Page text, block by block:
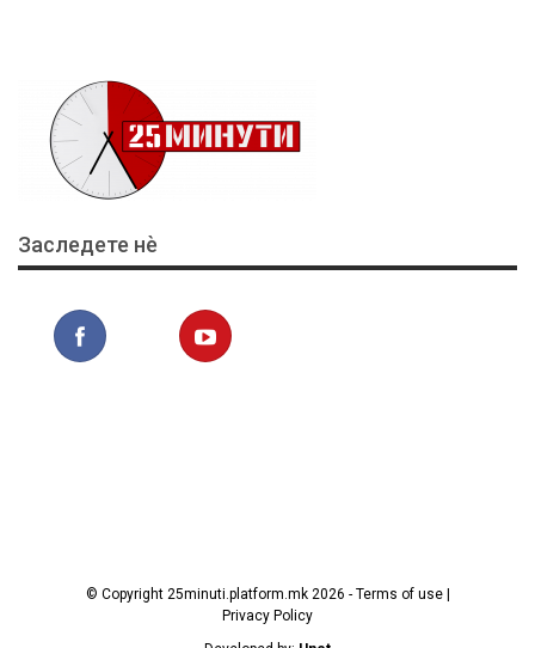
Заследете нѐ
© Copyright 25minuti.platform.mk 2026 - Terms of use |
Privacy Policy